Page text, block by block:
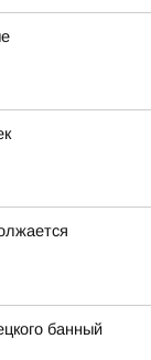
банный